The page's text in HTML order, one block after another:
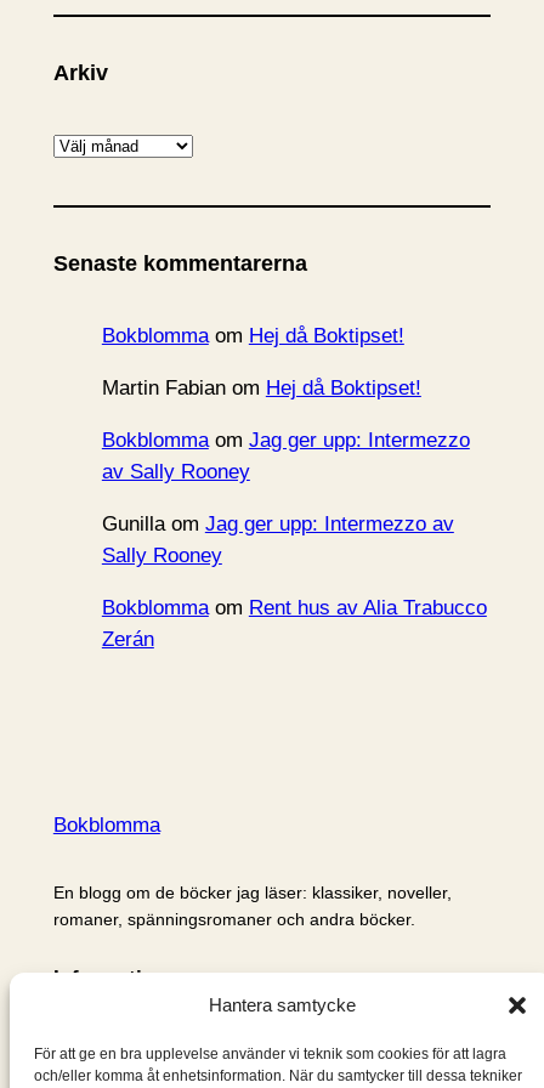
Hantera samtycke
För att ge en bra upplevelse använder vi teknik som cookies för att lagra
och/eller komma åt enhetsinformation. När du samtycker till dessa tekniker
Arkiv
A
k
v
Senaste kommentarerna
Bokblommaom Hej då Boktipset!
Martin Fabianom Hej då Boktipset!
Bokblommaom Jag ger upp: Intermezzo
av Sally Rooney
Gunillaom Jag ger upp: Intermezzo av
Sally Rooney
Bokblommaom Rent hus av Alia Trabucco
Zerán
Bokblomma
En blogg om de böcker jag läser: klassiker, noveller,
romaner, spänningsromaner och andra böcker.
Information
Om mig & om bloggen
S